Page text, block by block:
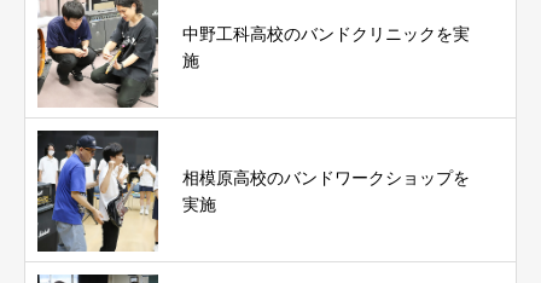
中野工科高校のバンドクリニックを実
施
相模原高校のバンドワークショップを
実施